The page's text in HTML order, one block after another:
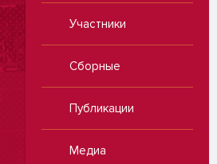
Участники
Сборные
Публикации
Медиа